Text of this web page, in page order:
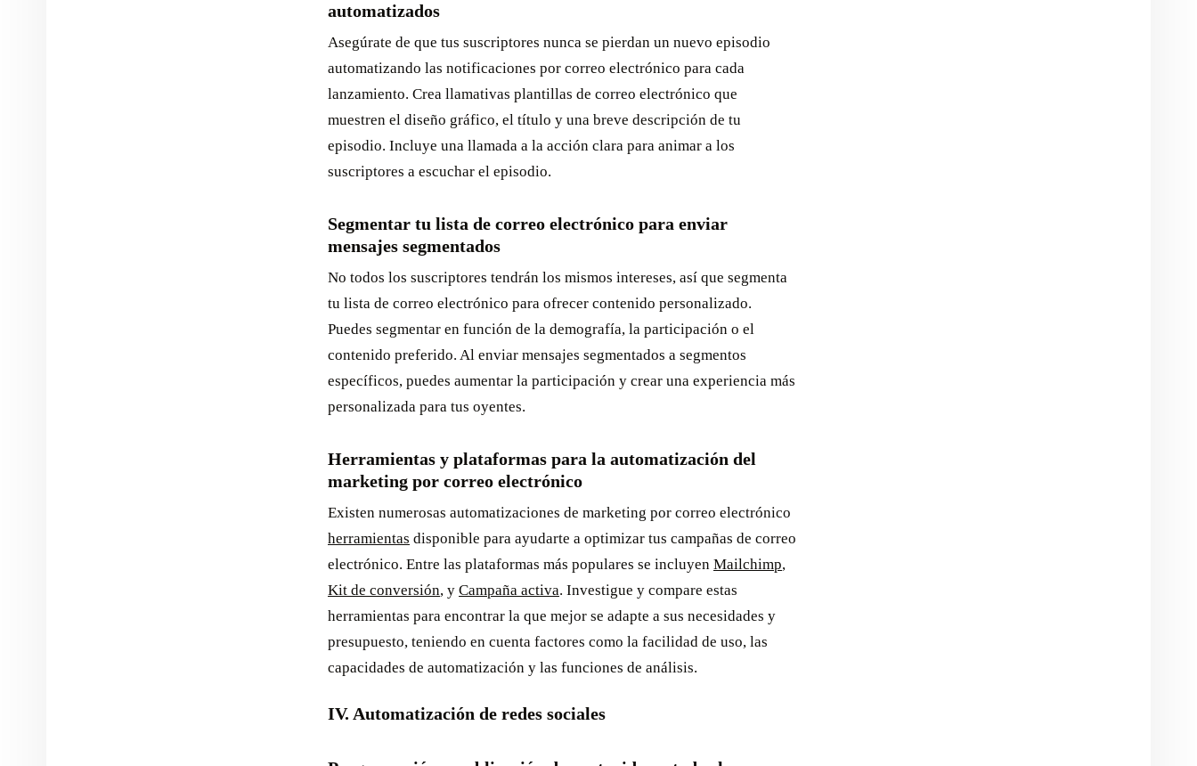
automatizados
Asegúrate de que tus suscriptores nunca se pierdan un nuevo episodio
automatizando las notificaciones por correo electrónico para cada
lanzamiento. Crea llamativas plantillas de correo electrónico que
muestren el diseño gráfico, el título y una breve descripción de tu
episodio. Incluye una llamada a la acción clara para animar a los
suscriptores a escuchar el episodio.
Segmentar tu lista de correo electrónico para enviar
mensajes segmentados
No todos los suscriptores tendrán los mismos intereses, así que segmenta
tu lista de correo electrónico para ofrecer contenido personalizado.
Puedes segmentar en función de la demografía, la participación o el
contenido preferido. Al enviar mensajes segmentados a segmentos
específicos, puedes aumentar la participación y crear una experiencia más
personalizada para tus oyentes.
Herramientas y plataformas para la automatización del
marketing por correo electrónico
Existen numerosas automatizaciones de marketing por correo electrónico
herramientas disponible para ayudarte a optimizar tus campañas de correo
electrónico. Entre las plataformas más populares se incluyen Mailchimp,
Kit de conversión, y Campaña activa. Investigue y compare estas
herramientas para encontrar la que mejor se adapte a sus necesidades y
presupuesto, teniendo en cuenta factores como la facilidad de uso, las
capacidades de automatización y las funciones de análisis.
IV. Automatización de redes sociales